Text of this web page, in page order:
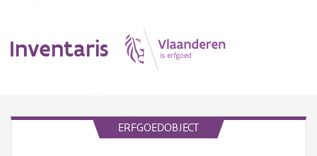
Inventaris
ERFGOEDOBJECT